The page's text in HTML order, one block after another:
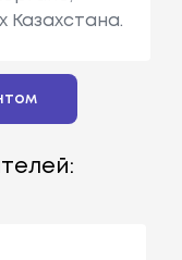
Казахстана.